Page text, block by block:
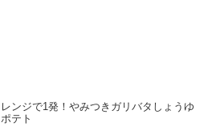
レンジで1発！やみつきガリバタしょうゆ
ポテト